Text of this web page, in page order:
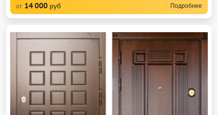
от 14 000 руб Подробнее